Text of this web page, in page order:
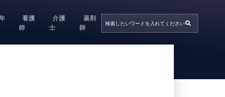
看護
師
介護
士
薬剤
師